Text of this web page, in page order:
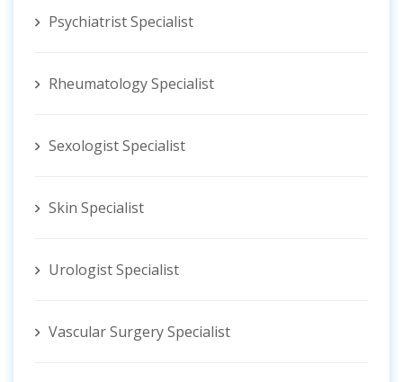
Psychiatrist Specialist
Rheumatology Specialist
Sexologist Specialist
Skin Specialist
Urologist Specialist
Vascular Surgery Specialist